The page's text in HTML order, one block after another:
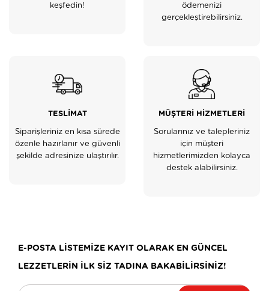
keşfedin!
ödemenizi
gerçekleştirebilirsiniz.
TESLİMAT
Siparişleriniz en kısa sürede
özenle hazırlanır ve güvenli
şekilde adresinize ulaştırılır.
MÜŞTERİ HİZMETLERİ
Sorularınız ve talepleriniz
için müşteri
hizmetlerimizden kolayca
destek alabilirsiniz.
E-POSTA LİSTEMİZE KAYIT OLARAK EN GÜNCEL
LEZZETLERİN İLK SİZ TADINA BAKABİLİRSİNİZ!